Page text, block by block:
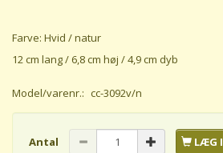
Farve: Hvid / natur
12 cm lang / 6,8 cm høj / 4,9 cm dyb
Model/varenr.: cc-3092v/n
Antal LÆG